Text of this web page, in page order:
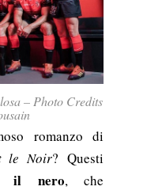
– Photo Credits
romanzo di
le Noir? Questi
il nero, che